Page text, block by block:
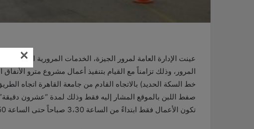
عينت الإدارة العامة لمرور الجيزة، الخدمات المرورية اللازمة
المرور، وذلك تزامناً مع القيام بتنفيذ أعمال مشروع مترو
خط السكة الحديد) بالاتجاه القادم من جامعة القاهرة اتجاه
تكون الأعمال فقط ابتداءً من الساعة 3،30 صباحاً حتى الساعة 3،50 صباحاً، وتنفيذ التحويلة المرورية التالية
×